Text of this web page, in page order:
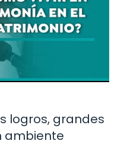
logros, grandes
ambiente